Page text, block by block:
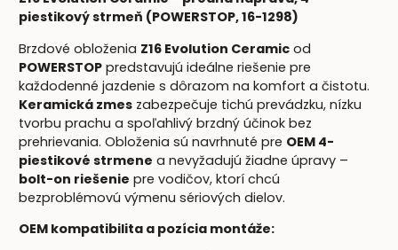
piestikový strmeň (POWERSTOP, 16-1298)
Brzdové obloženia Z16 Evolution Ceramic od
POWERSTOP predstavujú ideálne riešenie pre
každodenné jazdenie s dôrazom na komfort a čistotu.
Keramická zmes zabezpečuje tichú prevádzku, nízku
tvorbu prachu a spoľahlivý brzdný účinok bez
prehrievania. Obloženia sú navrhnuté pre OEM 4-
piestikové strmene a nevyžadujú žiadne úpravy –
bolt-on riešenie pre vodičov, ktorí chcú
bezproblémovú výmenu sériových dielov.
OEM kompatibilita a pozícia montáže: